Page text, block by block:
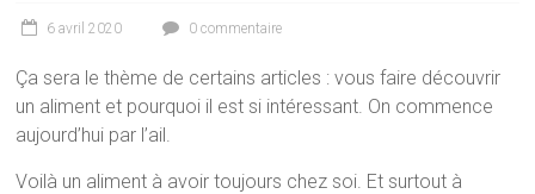
6 avril 2020 0 commentaire
Ça sera le thème de certains articles : vous faire découvrir
un aliment et pourquoi il est si intéressant. On commence
aujourd’hui par l’ail.
Voilà un aliment à avoir toujours chez soi. Et surtout à